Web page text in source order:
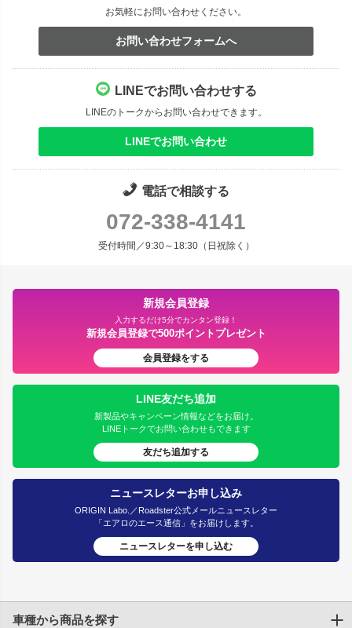
お気軽にお問い合わせください。
お問い合わせフォームへ
LINEでお問い合わせする
LINEのトークからお問い合わせできます。
LINEでお問い合わせ
電話で相談する
072-338-4141
受付時間／9:30～18:30（日祝除く）
新規会員登録
入力するだけ5分でカンタン登録！
新規会員登録で500ポイントプレゼント
会員登録をする
LINE友だち追加
新製品やキャンペーン情報などをお届け。
LINEトークでお問い合わせもできます
友だち追加する
ニュースレターお申し込み
ORIGIN Labo.／Roadster公式メールニュースレター
「エアロのエース通信」をお届けします。
ニュースレターを申し込む
車種から商品を探す